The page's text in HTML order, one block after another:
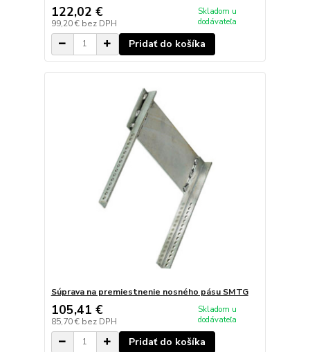
122,02 €
99,20 € bez DPH
Skladom u
dodávateľa
Pridať do košíka
Súprava na premiestnenie nosného pásu SMTG
105,41 €
85,70 € bez DPH
Skladom u
dodávateľa
Pridať do košíka